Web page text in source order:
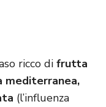
ricco di frutta
mediterranea,
(l’influenza